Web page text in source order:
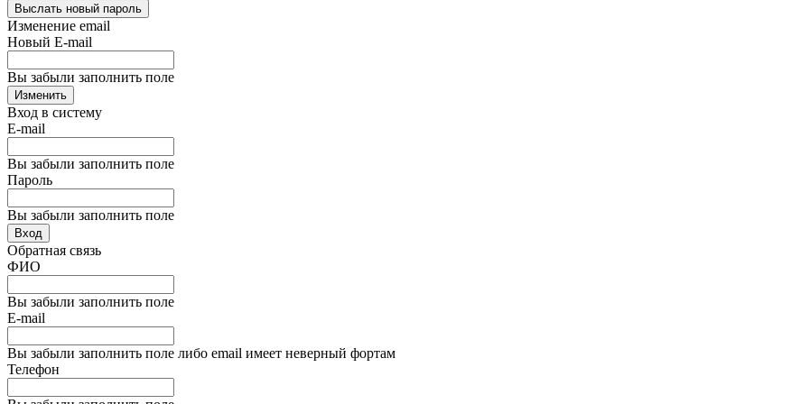
Выслать новый пароль
Изменение email
Новый E-mail
Вы забыли заполнить поле
Изменить
Вход в систему
E-mail
Вы забыли заполнить поле
Пароль
Вы забыли заполнить поле
Вход
Обратная связь
ФИО
Вы забыли заполнить поле
E-mail
Вы забыли заполнить поле либо email имеет неверный фортам
Телефон